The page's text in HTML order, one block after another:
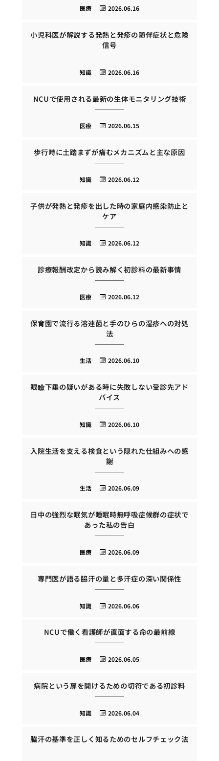
2026.06.16
医療
小児科医が解説する発熱と発疹の随伴症状と危険
信号
2026.06.16
知識
NCUで使用される最新の生体モニタリング技術
2026.06.15
医療
歩行時に土踏まずが痛むメカニズムと主な原因
2026.06.12
知識
子供が発熱と発疹を出した時の家庭内感染防止と
ケア
2026.06.12
知識
診療報酬改定から読み解く初診料の最新事情
2026.06.12
医療
保育園で流行る溶連菌と手のひらの湿疹への対処
法
2026.06.10
生活
眼瞼下垂の疑いがある時に失敗しない受診先アド
バイス
2026.06.10
知識
入院生活を支える検食という隠れた仕組みへの感
謝
2026.06.09
生活
日中の強烈な眠気が睡眠時無呼吸症候群の症状で
あった私の告白
2026.06.09
医療
専門医が語る脇汗の量と多汗症の深い関係性
2026.06.06
知識
NCUで働く看護師が直面する命の最前線
2026.06.05
医療
病院という扉を開けるための切符である初診料
2026.06.04
知識
脇汗の基準を正しく知るためのセルフチェック法